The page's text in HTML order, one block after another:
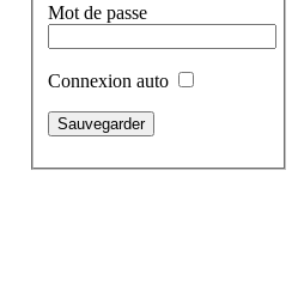
Mot de passe
Connexion auto